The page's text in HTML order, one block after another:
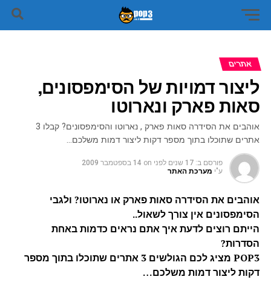
אתרים
ליצור דמויות של הסימפסונים,
סאות פארק ונארוטו
אוהבים את הסידרה סאות פארק , נארוטו והסימפסונים? קבלו 3
אתרים שתוכלו בתוך מספר דקות ליצור דמות משלכם…
פורסם ב: 17 שנים לפני on 14 בספטמבר 2009
ע"י מערכת האתר
אוהבים את הסידרה סאות פארק או נארוטו? ולגבי
הסימפסונים אין צורך לשאול..
הייתם רוצים לדעת איך אתם נראים כדמות באחת
הסדרות?
POP3 מציג לכם הגולשים 3 אתרים שתוכלו בתוך מספר
דקות ליצור דמות משלכם…